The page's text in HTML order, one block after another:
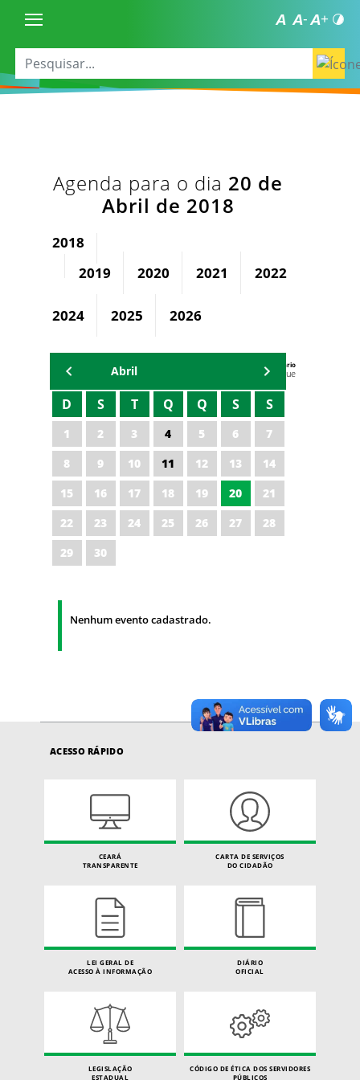
Agenda para o dia 20 de
Abril de 2018
2018
2019
2020 2021 2022
2024 2025 2026
Agenda do Secretário
Zezinho Albuquerque
Abril
D S T Q Q S S
1 2 3 4 5 6
7
8
9 10 11 12 13
14
15
16 17 18 19 20
21
22
23 24 25 26 27
28
29
30
Nenhum evento cadastrado.
ACESSO RÁPIDO
CEARÁ
TRANSPARENTE
CARTA DE SERVIÇOS
DO CIDADÃO
LEI GERAL DE
ACESSO À INFORMAÇÃO
DIÁRIO
OFICIAL
LEGISLAÇÃO
ESTADUAL
CÓDIGO DE ÉTICA DOS SERVIDORES
PÚBLICOS